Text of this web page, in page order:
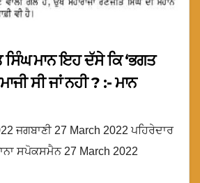
ਮਾਨ ਇਹ ਦੱਸੇ ਕਿ ‘ਭਗਤ
ਸੀ ਜਾਂ ਨਹੀ ? :- ਮਾਨ
ਜਗਬਾਣੀ 27 March 2022 ਪਹਿਰੇਦਾਰ
ਸਪੋਕਸਮੈਨ 27 March 2022